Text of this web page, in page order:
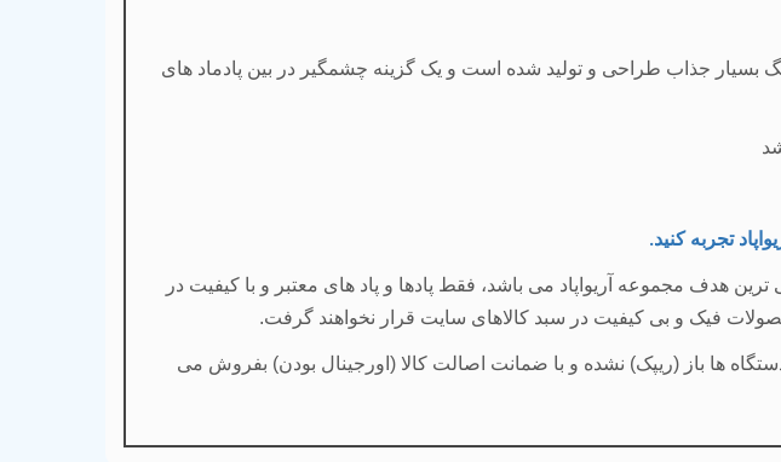
ویپرسو ایکسروس پرو، با ویژگی های بی نطیر و وزن و ابعاد کاملا مناسب که در 7 رنگ بسیار جذاب طراحی و تولید شده است و یک گزینه چشمگیر در بین پادماد های
تجربه کنید.
هدف مجموعه آریواپاد می باشد، فقط پادها و پاد های معتبر و با کیفیت در
فیک و بی کیفیت در سبد کالاهای سایت قرار نخواهند گرفت.
ها باز (ریپک) نشده و با ضمانت اصالت کالا (اورجینال بودن) بفروش می